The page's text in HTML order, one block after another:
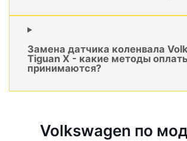
Замена датчика коленвала
Tiguan X - какие методы
принимаются?
Volkswagen по